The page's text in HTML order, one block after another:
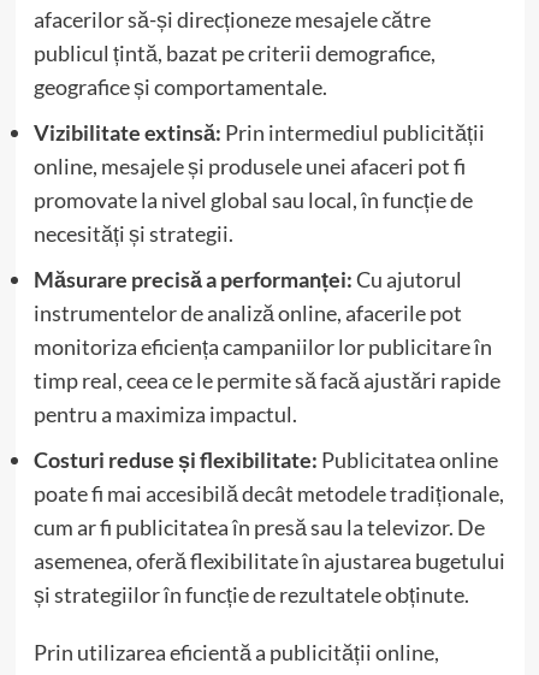
afacerilor să-și direcționeze mesajele către
publicul țintă, bazat pe criterii demografice,
geografice și comportamentale.
Vizibilitate extinsă: Prin intermediul publicității
online, mesajele și produsele unei afaceri pot fi
promovate la nivel global sau local, în funcție de
necesități și strategii.
Măsurare precisă a performanței:Cu ajutorul
instrumentelor de analiză online, afacerile pot
monitoriza eficiența campaniilor lor publicitare în
timp real, ceea ce le permite să facă ajustări rapide
pentru a maximiza impactul.
Costuri reduse și flexibilitate: Publicitatea online
poate fi mai accesibilă decât metodele tradiționale,
cum ar fi publicitatea în presă sau la televizor. De
asemenea, oferă flexibilitate în ajustarea bugetului
și strategiilor în funcție de rezultatele obținute.
Prin utilizarea eficientă a publicității online,